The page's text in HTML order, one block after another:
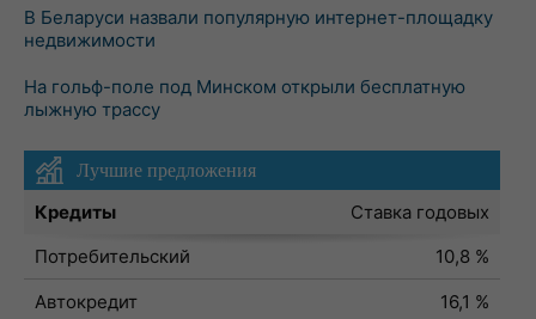
В Беларуси назвали популярную интернет-площадку
недвижимости
На гольф-поле под Минском открыли бесплатную
лыжную трассу
Лучшие предложения
Кредиты
Ставка годовых
Потребительский
10,8 %
Автокредит
16,1 %